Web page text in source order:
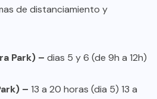
de distanciamiento y
Park) – dias 5 y 6 (de 9h a 12h)
– 13 a 20 horas (dia 5) 13 a